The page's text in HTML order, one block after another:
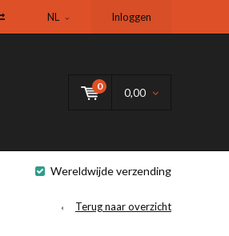
NL Inloggen
0
0,00
Wereldwijde verzending
Terug naar overzicht